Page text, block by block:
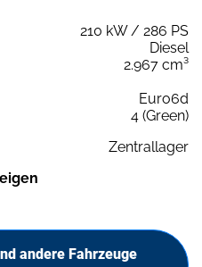
210 kW / 286 PS
Diesel
2.967 cm³
Euro6d
4 (Green)
Zentrallager
andere Fahrzeuge